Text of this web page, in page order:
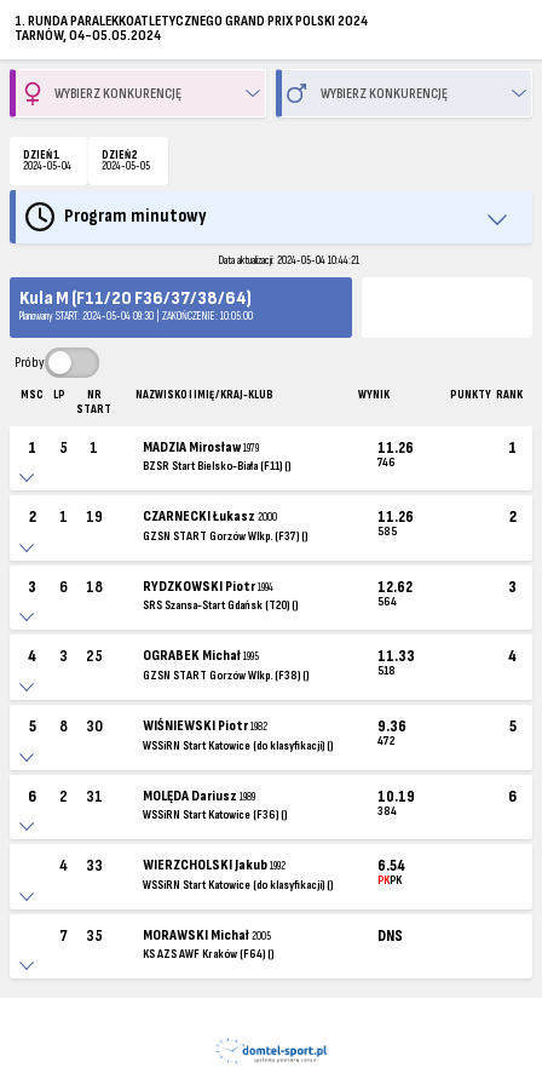
1. RUNDA PARALEKKOATLETYCZNEGO GRAND PRIX POLSKI 2024
TARNÓW, 04-05.05.2024
DZIEŃ 1
2024-05-04
DZIEŃ 2
2024-05-05
Program minutowy
Data aktualizacji: 2024-05-04 10:44:21
Kula M (F11/20 F36/37/38/64)
Planowany START: 2024-05-04 09:30 | ZAKOŃCZENIE: 10:05:00
Próby
MSC LP
NR
START
NAZWISKO I IMIĘ / KRAJ-KLUB WYNIK PUNKTY RANK
1 5 1 MADZIA Mirosław1979
BZSR Start Bielsko-Biała (F11) ()
11.26
746
1
2 1 19 CZARNECKI Łukasz2000
GZSN START Gorzów Wlkp. (F37) ()
11.26
585
2
3 6 18 RYDZKOWSKI Piotr1994
SRS Szansa-Start Gdańsk (T20) ()
12.62
564
3
4 3 25 OGRABEK Michał1995
GZSN START Gorzów Wlkp. (F38) ()
11.33
518
4
5 8 30 WIŚNIEWSKI Piotr1982
WSSiRN Start Katowice (do klasyfikacji) ()
9.36
472
5
6 2 31 MOLĘDA Dariusz1989
WSSiRN Start Katowice (F36) ()
10.19
384
6
4 33 WIERZCHOLSKI Jakub1992
WSSiRN Start Katowice (do klasyfikacji) ()
6.54
PKPK
7 35 MORAWSKI Michał2005
KS AZS AWF Kraków (F64) ()
DNS